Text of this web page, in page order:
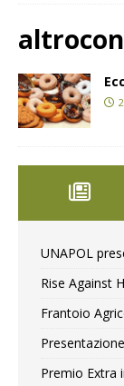
UNAPOL
Rise Against
Frantoio
Premio Extra